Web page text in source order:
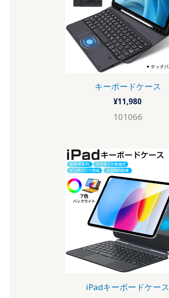
キーボードケース
¥11,980
101066
iPadキーボードケース